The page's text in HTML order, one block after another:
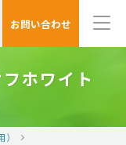
お問い合わせ
フホワイト